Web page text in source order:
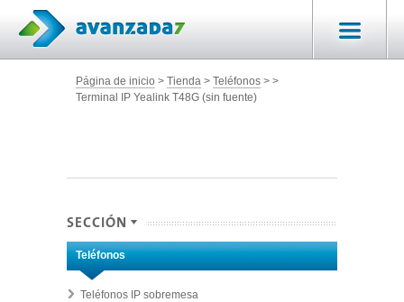
Página de inicio Tienda
Teléfonos
Terminal IP Yealink T48G (sin fuente)
SECCIÓN
Teléfonos
Teléfonos IP sobremesa